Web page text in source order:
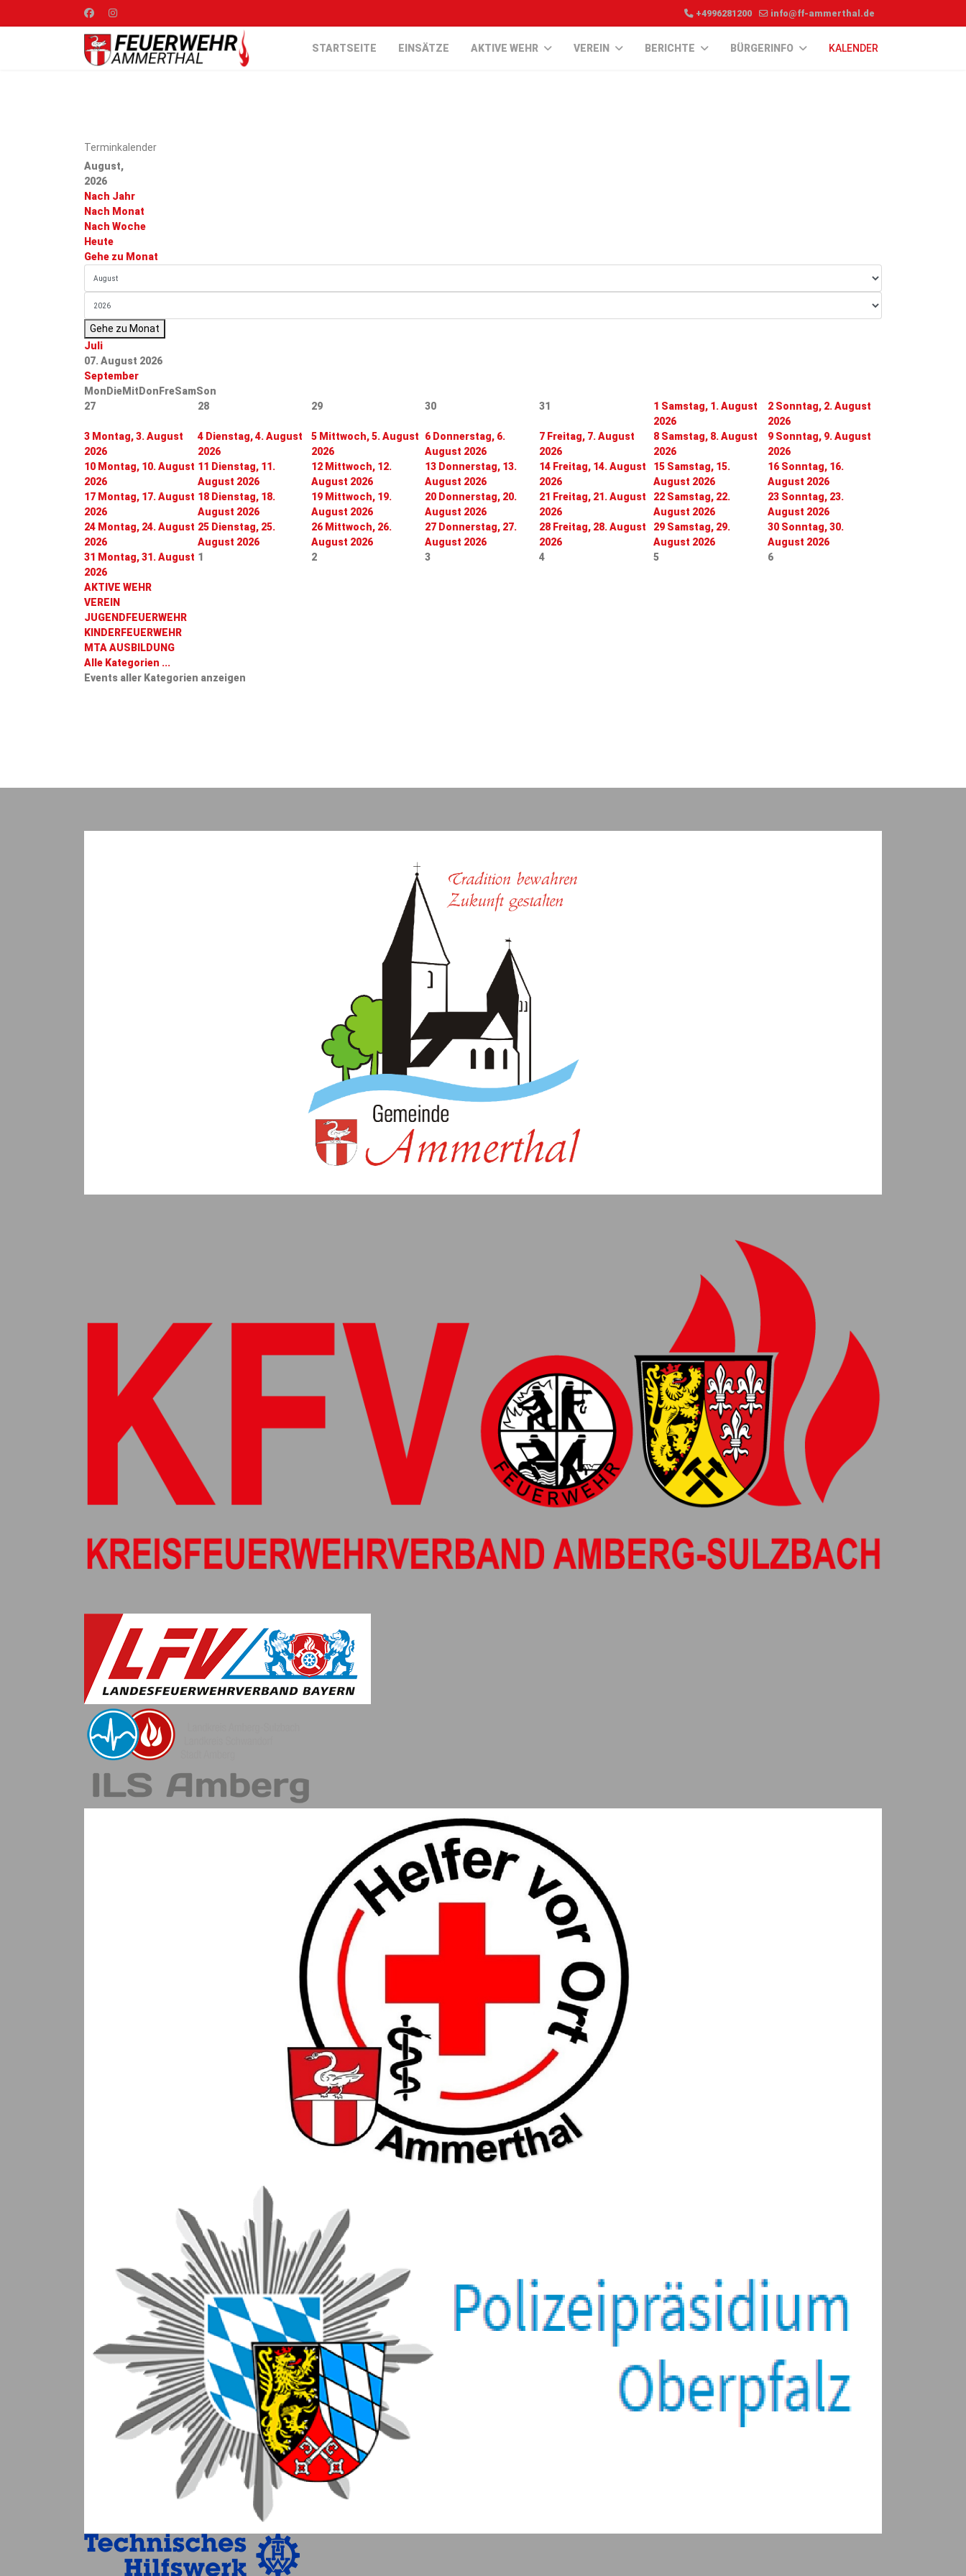
+4996281200 info@ff-ammerthal.de
STARTSEITE EINSÄTZE AKTIVE WEHR VEREIN BERICHTE BÜRGERINFO KALENDER
Terminkalender
August,
2026
Nach Jahr
Nach Monat
Nach Woche
Heute
Gehe zu Monat
Gehe zu Monat
Juli
07. August 2026
September
Mon DieMit Don FreSamSon
27
28 29 30 31 1 Samstag, 1. August
2026
2 Sonntag, 2. August
2026
3 Montag, 3. August
2026
4 Dienstag, 4. August
2026
5 Mittwoch, 5. August
2026
6 Donnerstag, 6.
August 2026
7 Freitag, 7. August
2026
8 Samstag, 8. August
2026
9 Sonntag, 9. August
2026
10 Montag, 10. August
2026
11 Dienstag, 11.
August 2026
12 Mittwoch, 12.
August 2026
13 Donnerstag, 13.
August 2026
14 Freitag, 14. August
2026
15 Samstag, 15.
August 2026
16 Sonntag, 16.
August 2026
17 Montag, 17. August
2026
18 Dienstag, 18.
August 2026
19 Mittwoch, 19.
August 2026
20 Donnerstag, 20.
August 2026
21 Freitag, 21. August
2026
22 Samstag, 22.
August 2026
23 Sonntag, 23.
August 2026
24 Montag, 24. August
2026
25 Dienstag, 25.
August 2026
26 Mittwoch, 26.
August 2026
27 Donnerstag, 27.
August 2026
28 Freitag, 28. August
2026
29 Samstag, 29.
August 2026
30 Sonntag, 30.
August 2026
31 Montag, 31. August
2026
1 2 3 4 5 6
AKTIVE WEHR
VEREIN
JUGENDFEUERWEHR
KINDERFEUERWEHR
MTA AUSBILDUNG
Alle Kategorien ...
Events aller Kategorien anzeigen